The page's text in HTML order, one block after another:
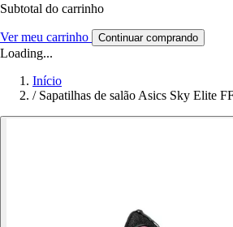
Subtotal do carrinho
Ver meu carrinho Continuar comprando
Loading...
Início
/ Sapatilhas de salão Asics Sky Elite